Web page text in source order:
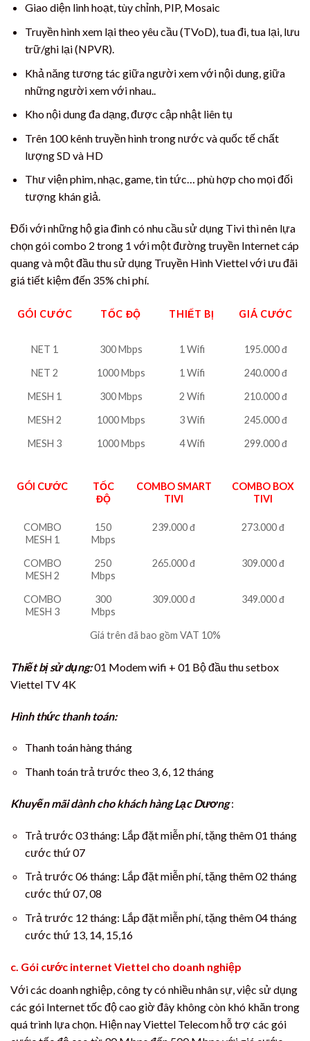
Giao diện linh hoạt, tùy chỉnh, PIP, Mosaic
Truyền hình xem lại theo yêu cầu (TVoD), tua đi, tua lại, lưu
trữ/ghi lại (NPVR).
Khả năng tương tác giữa người xem với nội dung, giữa
những người xem với nhau..
Kho nội dung đa dạng, được cập nhật liên tụ
Trên 100 kênh truyền hình trong nước và quốc tế chất
lượng SD và HD
Thư viện phim, nhạc, game, tin tức… phù hợp cho mọi đối
tượng khán giả.
Đối với những hộ gia đình có nhu cầu sử dụng Tivi thì nên lựa
chọn gói combo 2 trong 1 với một đường truyền Internet cáp
quang và một đầu thu sử dụng Truyền Hình Viettel với ưu đãi
giá tiết kiệm đến 35% chi phí.
GÓI CƯỚC TỐC ĐỘ THIẾT BỊ GIÁ CƯỚC
NET 1 300 Mbps 1 Wifi
195.000 đ
NET 2
1000 Mbps 1 Wifi
240.000 đ
MESH 1
300 Mbps 2 Wifi
210.000 đ
MESH 2
1000 Mbps 3 Wifi
245.000 đ
MESH 3
1000 Mbps 4 Wifi 299.000 đ
GÓI CƯỚC
TỐC
ĐỘ
COMBO SMART
TIVI
COMBO BOX
TIVI
COMBO
MESH 1
150
Mbps
239.000 đ 273.000 đ
COMBO
MESH 2
250
Mbps
265.000 đ 309.000 đ
COMBO
MESH 3
300
Mbps
309.000 đ 349.000 đ
Giá trên đã bao gồm VAT 10%
Thiết bị sử dụng:01 Modem wifi + 01 Bộ đầu thu setbox
Viettel TV 4K
Hình thức thanh toán:
Thanh toán hàng tháng
Thanh toán trả trước theo 3, 6, 12 tháng
Khuyến mãi dành cho khách hàng Lạc Dương:
Trả trước 03 tháng: Lắp đặt miễn phí, tặng thêm 01 tháng
cước thứ 07
Trả trước 06 tháng: Lắp đặt miễn phí, tặng thêm 02 tháng
cước thứ 07, 08
Trả trước 12 tháng: Lắp đặt miễn phí, tặng thêm 04 tháng
cước thứ 13, 14, 15,16
c. Gói cước internet Viettel cho doanh nghiệp
Với các doanh nghiệp, công ty có nhiều nhân sự, việc sử dụng
các gói Internet tốc độ cao giờ đây không còn khó khăn trong
quá trình lựa chọn. Hiện nay Viettel Telecom hỗ trợ các gói